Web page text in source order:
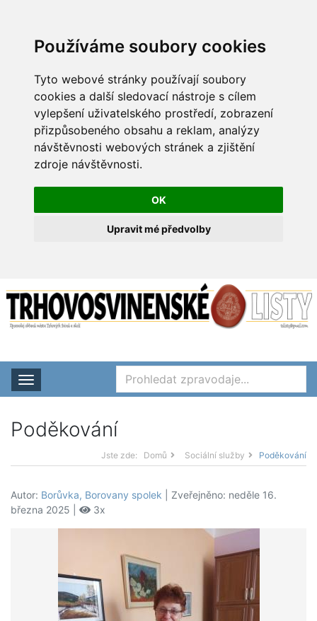
Používáme soubory cookies
Tyto webové stránky používají soubory
cookies a další sledovací nástroje s cílem
vylepšení uživatelského prostředí, zobrazení
přizpůsobeného obsahu a reklam, analýzy
návštěvnosti webových stránek a zjištění
zdroje návštěvnosti.
OK
Upravit mé předvolby
Rozbalit nabídku
Poděkování
Jste zde: Domů Sociální služby Poděkování
Autor: Borůvka, Borovany spolek | Zveřejněno: neděle 16.
března 2025 |
3x